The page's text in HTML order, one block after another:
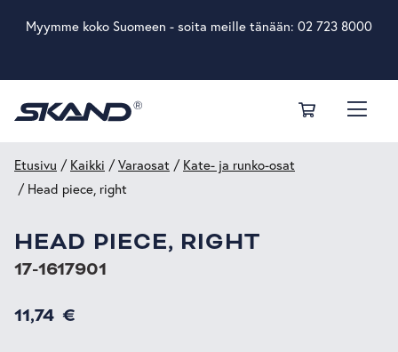
Myymme koko Suomeen - soita meille tänään: 02 723 8000
Etusivu / Kaikki /Varaosat / Kate- ja runko-osat
/ Head piece, right
HEAD PIECE, RIGHT
17-1617901
11,74 €